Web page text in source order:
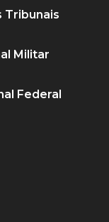
Tribunais
Militar
Federal